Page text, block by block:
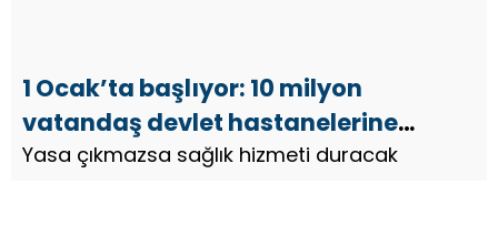
1 Ocak’ta başlıyor: 10 milyon
vatandaş devlet hastanelerine
gidemeyecek
Yasa çıkmazsa sağlık hizmeti duracak